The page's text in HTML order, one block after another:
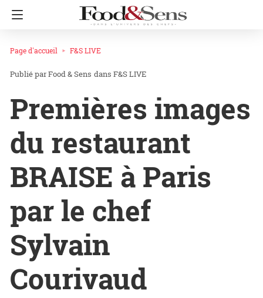
Page d'accueil F&S LIVE
Food & Sens dans F&S LIVE
Premières images
du restaurant
BRAISE à Paris
par le chef
Sylvain
Courivaud